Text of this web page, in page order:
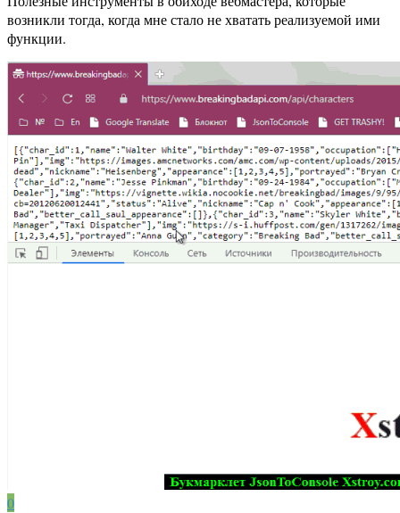
возникли тогда, когда мне стало не хватать реализуемой ими
функции.
0